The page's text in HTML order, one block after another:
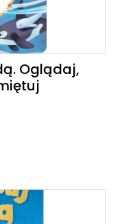
Oglądaj,